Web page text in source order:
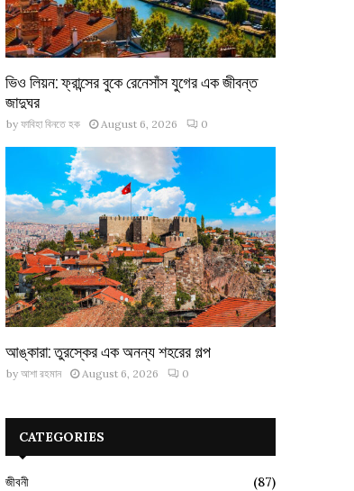
ভিও লিয়ন: ফ্রান্সের বুকে রেনেসাঁস যুগের এক জীবন্ত
জাদুঘর
by ফাবিহা বিনতে হক August 6, 2026 0
আঙ্কারা: তুরস্কের এক অনন্য শহরের গল্প
by আশা রহমান August 6, 2026 0
CATEGORIES
জীবনী
(87)